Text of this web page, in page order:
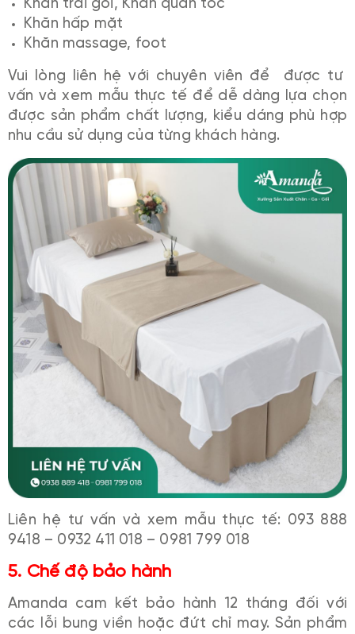
Khăn trải gối, Khăn quấn tóc
Khăn hấp mặt
Khăn massage, foot
Vui lòng liên hệ với chuyên viên để được tư
vấn và xem mẫu thực tế để dễ dàng lựa chọn
được sản phẩm chất lượng, kiểu dáng phù hợp
nhu cầu sử dụng của từng khách hàng.
Liên hệ tư vấn và xem mẫu thực tế: 093 888
9418 – 0932 411 018 – 0981 799 018
5. Chế độ bảo hành
Amanda cam kết bảo hành 12 tháng đối với
các lỗi bung viền hoặc đứt chỉ may. Sản phẩm